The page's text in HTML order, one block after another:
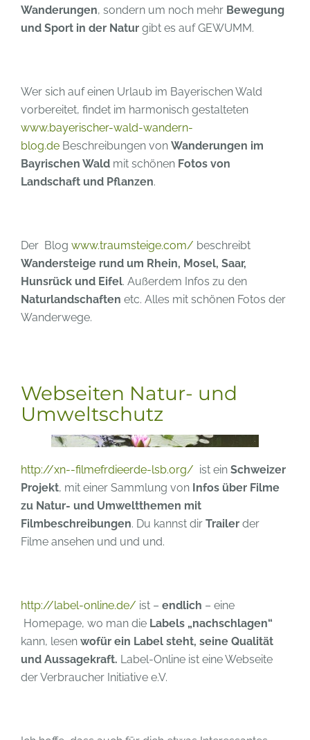
Wanderungen, sondern um noch mehr Bewegung
und Sport in der Natur gibt es auf GEWUMM.
Wer sich auf einen Urlaub im Bayerischen Wald
vorbereitet, findet im harmonisch gestalteten
www.bayerischer-wald-wandern-
blog.de Beschreibungen von Wanderungen im
Bayrischen Wald mit schönen Fotos von
Landschaft und Pflanzen.
Der Blog www.traumsteige.com/ beschreibt
Wandersteige rund um Rhein, Mosel, Saar,
Hunsrück und Eifel. Außerdem Infos zu den
Naturlandschaften etc. Alles mit schönen Fotos der
Wanderwege.
Webseiten Natur- und
Umweltschutz
http://xn--filmefrdieerde-lsb.org/ ist ein Schweizer
Projekt, mit einer Sammlung von Infos über Filme
zu Natur- und Umweltthemen mit
Filmbeschreibungen. Du kannst dir Trailer der
Filme ansehen und und und.
http://label-online.de/ ist – endlich – eine
Homepage, wo man die Labels „nachschlagen“
kann, lesen wofür ein Label steht, seine Qualität
und Aussagekraft. Label-Online ist eine Webseite
der Verbraucher Initiative e.V.